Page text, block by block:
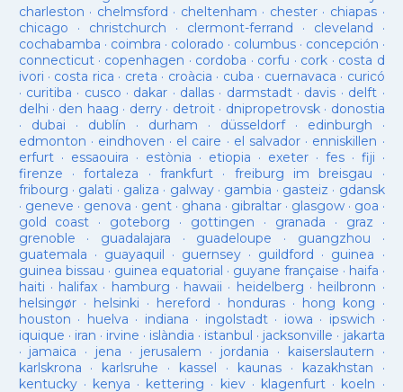
charleston · chelmsford · cheltenham · chester· chiapas ·
chicago · christchurch · clermont-ferrand · cleveland ·
cochabamba · coimbra · colorado · columbus· concepción ·
connecticut· copenhagen · cordoba · corfu · cork · costa d
ivori · costa rica · creta · croàcia · cuba · cuernavaca · curicó
· curitiba · cusco · dakar · dallas · darmstadt· davis · delft ·
delhi · den haag · derry· detroit· dnipropetrovsk· donostia
· dubai · dublín · durham · düsseldorf· edinburgh ·
edmonton · eindhoven · el caire · el salvador · enniskillen ·
erfurt· essaouira · estònia · etiopia · exeter· fes· fiji ·
firenze ·fortaleza · frankfurt· freiburg im breisgau ·
fribourg · galati · galiza · galway· gambia · gasteiz · gdansk
· geneve · genova · gent· ghana · gibraltar· glasgow· goa ·
gold coast · goteborg · gottingen · granada · graz ·
grenoble · guadalajara · guadeloupe · guangzhou ·
guatemala · guayaquil · guernsey· guildford · guinea ·
guinea bissau · guinea equatorial · guyane française · haifa ·
haiti · halifax · hamburg · hawaii · heidelberg · heilbronn ·
helsingør· helsinki · hereford · honduras· hong kong ·
houston · huelva · indiana · ingolstadt· iowa · ipswich ·
iquique · iran · irvine · islàndia · istanbul · jacksonville · jakarta
· jamaica · jena · jerusalem · jordania · kaiserslautern ·
karlskrona · karlsruhe · kassel · kaunas· kazakhstan ·
kentucky· kenya · kettering · kiev· klagenfurt · koeln ·